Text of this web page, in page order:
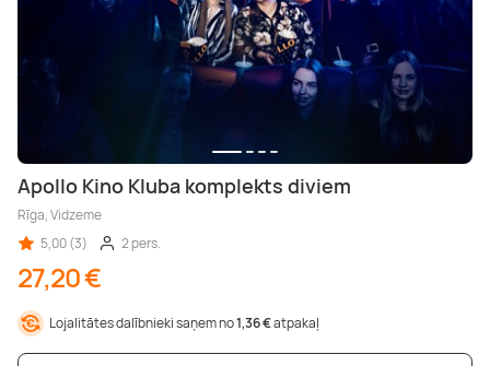
Apollo Kino Kluba komplekts diviem
Rīga, Vidzeme
5,00 (3)
2 pers.
27,20 €
Lojalitātes dalībnieki saņem no1,36 €atpakaļ